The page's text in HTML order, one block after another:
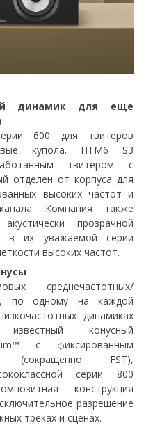
динамик для еще
600 для твитеров
купола. HTM6 S3
твитером с
отделен от корпуса для
высоких частот и
Компания также
прозрачной
в их уважаемой серии
высоких частот.
среднечастотных/
по одному на каждой
динамиках
конусный
с фиксированным
(сокращенно FST),
серии 800
конструкция
разрешение
треках и сценах.